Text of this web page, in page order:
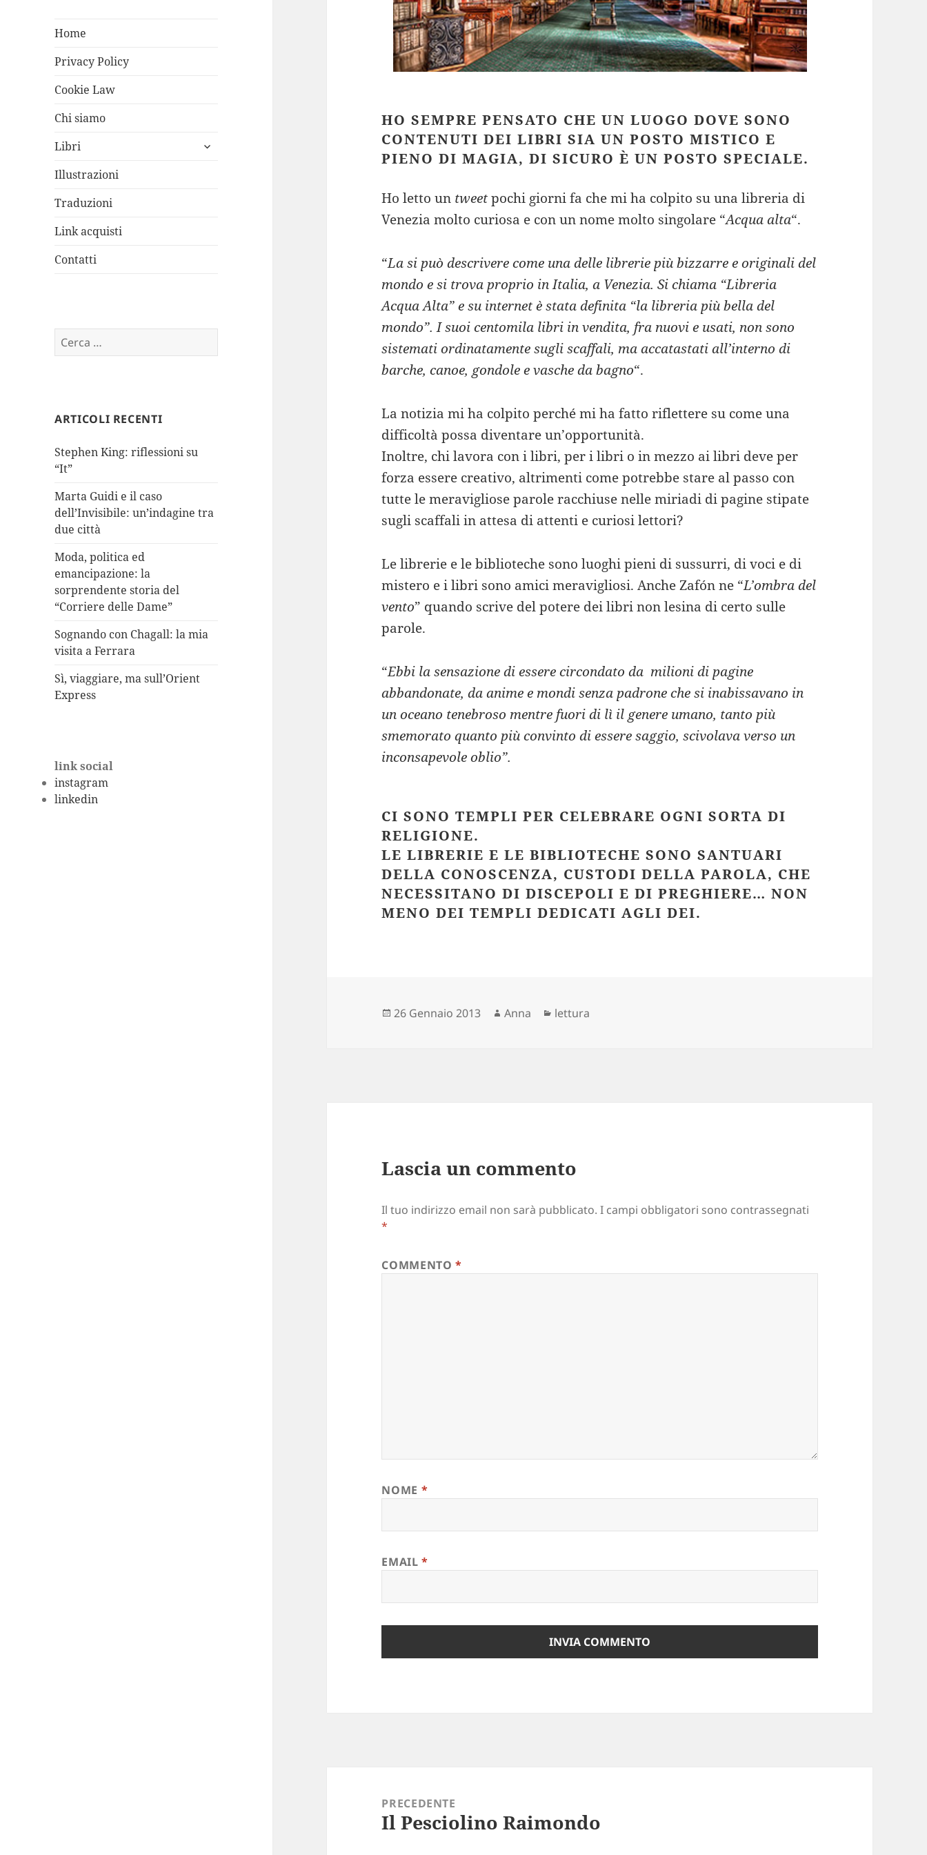
Home
Privacy Policy
Cookie Law
Chi siamo
Libri
apri
Illustrazioni
Traduzioni
Link acquisti
Contatti
Ricerca
per:
ARTICOLI RECENTI
Stephen King: riflessioni su
“It”
Marta Guidi e il caso
dell’Invisibile: un’indagine tra
due città
Moda, politica ed
emancipazione: la
sorprendente storia del
“Corriere delle Dame”
Sognando con Chagall: la mia
visita a Ferrara
Sì, viaggiare, ma sull’Orient
Express
link social
instagram
linkedin
HO SEMPRE PENSATO CHE UN LUOGO DOVE SONO
CONTENUTI DEI LIBRI SIA UN POSTO MISTICO E
PIENO DI MAGIA, DI SICURO È UN POSTO SPECIALE.
Ho letto un tweetpochi giorni fa che mi ha colpito su una libreria di
Venezia molto curiosa e con un nome molto singolare “Acqua alta“.
“La si può descrivere come una delle librerie più bizzarre e originali del
mondo e si trova proprio in Italia, a Venezia. Si chiama “Libreria
Acqua Alta” e su internet è stata definita “la libreria più bella del
mondo”. I suoi centomila libri in vendita, fra nuovi e usati, non sono
sistemati ordinatamente sugli scaffali, ma accatastati all’interno di
barche, canoe, gondole e vasche da bagno“.
La notizia mi ha colpito perché mi ha fatto riflettere su come una
difficoltà possa diventare un’opportunità.
Inoltre, chi lavora con i libri, per i libri o in mezzo ai libri deve per
forza essere creativo, altrimenti come potrebbe stare al passo con
tutte le meravigliose parole racchiuse nelle miriadi di pagine stipate
sugli scaffali in attesa di attenti e curiosi lettori?
Le librerie e le biblioteche sono luoghi pieni di sussurri, di voci e di
mistero e i libri sono amici meravigliosi. Anche Zafón ne “L’ombra del
vento” quando scrive del potere dei libri non lesina di certo sulle
parole.
“Ebbi la sensazione di essere circondato da milioni di pagine
abbandonate, da anime e mondi senza padrone che si inabissavano in
un oceano tenebroso mentre fuori di lì il genere umano, tanto più
smemorato quanto più convinto di essere saggio, scivolava verso un
inconsapevole oblio”.
CI SONO TEMPLI PER CELEBRARE OGNI SORTA DI
RELIGIONE.
LE LIBRERIE E LE BIBLIOTECHE SONO SANTUARI
DELLA CONOSCENZA, CUSTODI DELLA PAROLA, CHE
NECESSITANO DI DISCEPOLI E DI PREGHIERE… NON
MENO DEI TEMPLI DEDICATI AGLI DEI.
Scritto
26 Gennaio 2013 Autore
Anna Categorie
lettura
Lascia un commento
Il tuo indirizzo email non sarà pubblicato. I campi obbligatori sono contrassegnati
*
COMMENTO*
NOME *
EMAIL*
PRECEDENTE
Articolo
Il Pesciolino Raimondo